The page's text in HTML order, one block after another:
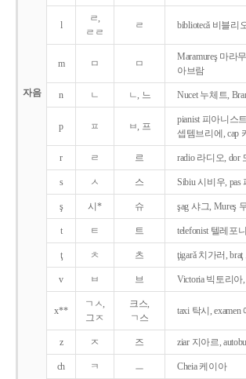
자음
l
ㄹ,
ㄹㄹ
ㄹ bibliotecǎ 비블리
m ㅁ ㅁ
Maramureş 마라
아브람
n ㄴ ㄴ, 느 Nucet 누체트,
p ㅍ ㅂ, 프
pianist 피아니스
셉템브리에, cap
r ㄹ 르 radio 라디오, dor
s ㅅ 스 Sibiu 시비우, pas
ş 시* 슈 şag 샤그, Mureş
t ㅌ 트 telefonist 텔레포
ţ ㅊ 츠 ţigarǎ 치가러,
v ㅂ 브 Victoria 빅토리아
x**
ㄱㅅ,
그ㅈ
크스,
ㄱ스
taxi 탁시, examen
z ㅈ 즈 ziar 지아르,
ch ㅋ ㅡ Cheia 케이아